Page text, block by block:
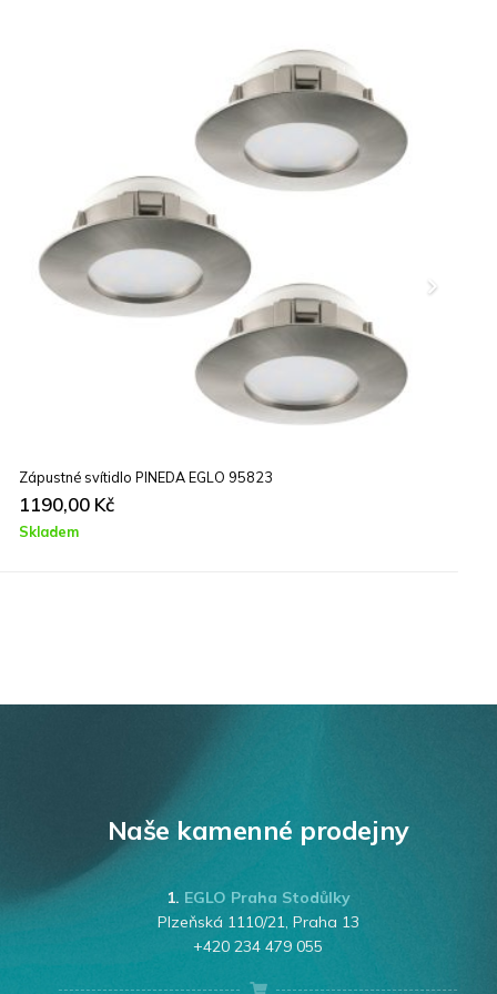
Nástěnné svítidlo SERAS EGLO 96552
669,00Kč
Skladem
Naše kamenné prodejny
1. EGLO Praha Stodůlky
Plzeňská 1110/21, Praha 13
+420 234 479 055